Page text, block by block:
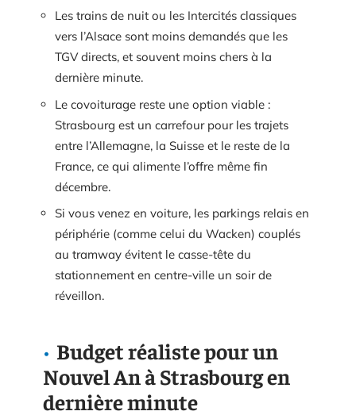
Les trains de nuit ou les Intercités classiques
vers l’Alsace sont moins demandés que les
TGV directs, et souvent moins chers à la
dernière minute.
Le covoiturage reste une option viable :
Strasbourg est un carrefour pour les trajets
entre l’Allemagne, la Suisse et le reste de la
France, ce qui alimente l’offre même fin
décembre.
Si vous venez en voiture, les parkings relais en
périphérie (comme celui du Wacken) couplés
au tramway évitent le casse-tête du
stationnement en centre-ville un soir de
réveillon.
Budget réaliste pour un
Nouvel An à Strasbourg en
dernière minute